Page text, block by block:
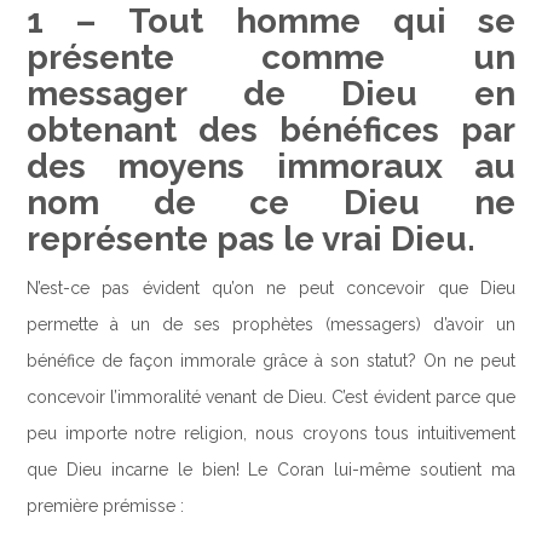
1 – Tout homme qui se
présente comme un
messager de Dieu en
obtenant des bénéfices par
des moyens immoraux au
nom de ce Dieu ne
représente pas le vrai Dieu.
N’est-ce pas évident qu’on ne peut concevoir que Dieu
permette à un de ses prophètes (messagers) d’avoir un
bénéfice de façon immorale grâce à son statut? On ne peut
concevoir l’immoralité venant de Dieu. C’est évident parce que
peu importe notre religion, nous croyons tous intuitivement
que Dieu incarne le bien! Le Coran lui-même soutient ma
première prémisse :